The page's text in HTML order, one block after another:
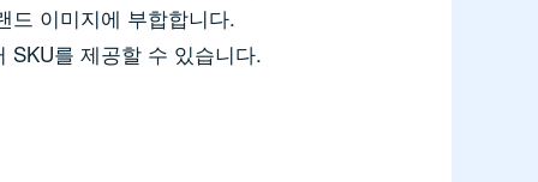
드 이미지에 부합합니다.
SKU를 제공할 수 있습니다.